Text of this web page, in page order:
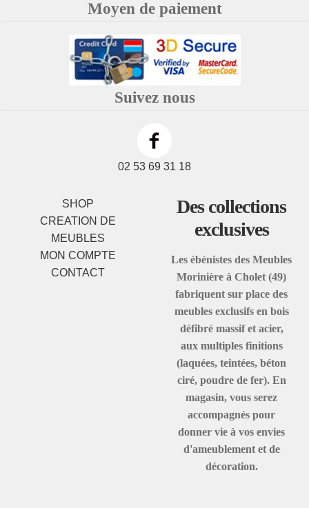
Moyen de paiement
Suivez nous
02 53 69 31 18
SHOP
CREATION DE
MEUBLES
MON COMPTE
CONTACT
Des collections
exclusives
Les ébénistes des Meubles
Morinière à Cholet (49)
fabriquent sur place des
meubles exclusifs en bois
défibré massif et acier,
aux multiples finitions
(laquées, teintées, béton
ciré, poudre de fer). En
magasin, vous serez
accompagnés pour
donner vie à vos envies
d'ameublement et de
décoration.